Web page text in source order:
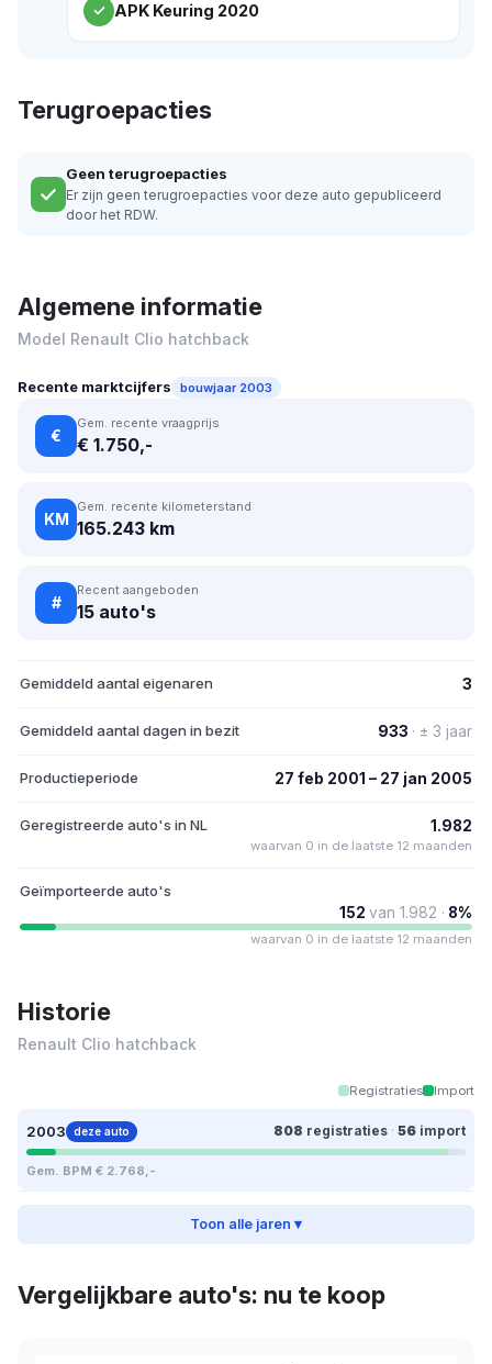
APK Keuring 2020
Terugroepacties
Geen terugroepacties
Er zijn geen terugroepacties voor deze auto gepubliceerd
door het RDW.
Algemene informatie
Model Renault Clio hatchback
Recente marktcijfers bouwjaar 2003
€
Gem. recente vraagprijs
€ 1.750,-
KM
Gem. recente kilometerstand
165.243 km
#
Recent aangeboden
15 auto's
Gemiddeld aantal eigenaren 3
Gemiddeld aantal dagen in bezit 933 · ± 3 jaar
Productieperiode 27 feb 2001 – 27 jan 2005
Geregistreerde auto's in NL 1.982
waarvan 0 in de laatste 12 maanden
Geïmporteerde auto's
152 van 1.982 · 8%
waarvan 0 in de laatste 12 maanden
Historie
Renault Clio hatchback
Registraties Import
2003 deze auto 808 registraties · 56 import
Gem. BPM € 2.768,-
Toon alle jaren ▾
Vergelijkbare auto's: nu te koop